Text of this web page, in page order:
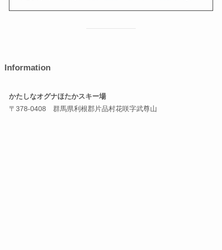
Information
かたしなオグナほたかスキー場
〒378-0408 群馬県利根郡片品村花咲字武尊山